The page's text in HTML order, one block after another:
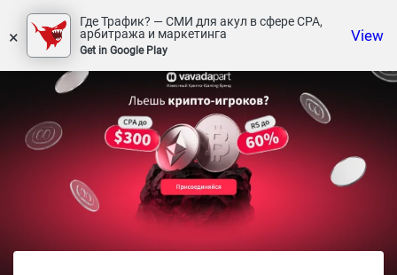
×
Где Трафик? — СМИ для акул в сфере СРА,
арбитража и маркетинга
Get in Google Play
View